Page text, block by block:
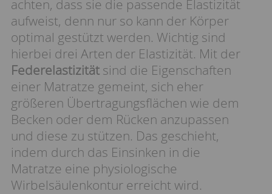
achten, dass sie die passende Elastizität
aufweist, denn nur so kann der Körper
optimal gestützt werden. Wichtig sind
hierbei drei Arten der Elastizität. Mit der
Federelastizität sind die Eigenschaften
einer Matratze gemeint, sich eher
größeren Übertragungsflächen wie dem
Becken oder dem Rücken anzupassen
und diese zu stützen. Das geschieht,
indem durch das Einsinken in die
Matratze eine physiologische
Wirbelsäulenkontur erreicht wird.